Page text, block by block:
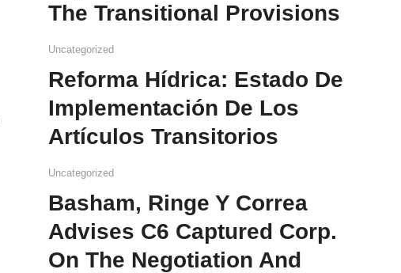
The Transitional Provisions
Uncategorized
Reforma Hídrica: Estado De
Implementación De Los
Artículos Transitorios
Uncategorized
Basham, Ringe Y Correa
Advises C6 Captured Corp.
On The Negotiation And